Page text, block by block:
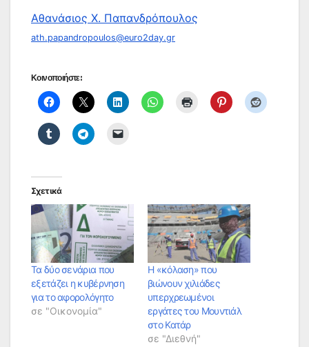
Αθανάσιος Χ. Παπανδρόπουλος
ath.papandropoulos@euro2day.gr
Κοινοποιήστε:
Σχετικά
Τα δύο σενάρια που
εξετάζει η κυβέρνηση
για το αφορολόγητο
σε "Οικονομία"
Η «κόλαση» που
βιώνουν χιλιάδες
υπερχρεωμένοι
εργάτες του Μουντιάλ
στο Κατάρ
σε "Διεθνή"